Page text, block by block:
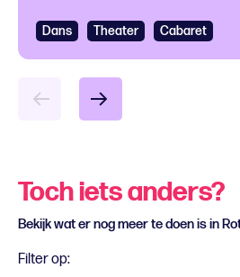
Dans Theater Cabaret
Bekijken
Toch iets anders?
Bekijk wat er nog meer te doen is in
Filter op: